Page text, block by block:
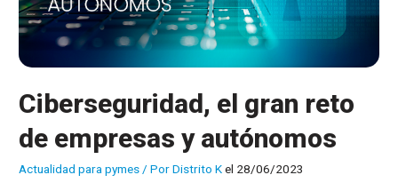
Ciberseguridad, el gran reto
de empresas y autónomos
Actualidad para pymes / PorDistrito Kel 28/06/2023